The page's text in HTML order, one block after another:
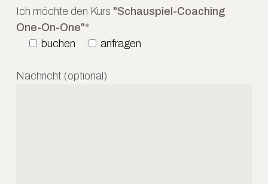
Ich möchte den Kurs "Schauspiel-Coaching
One-On-One"*
buchen
anfragen
Nachricht (optional)